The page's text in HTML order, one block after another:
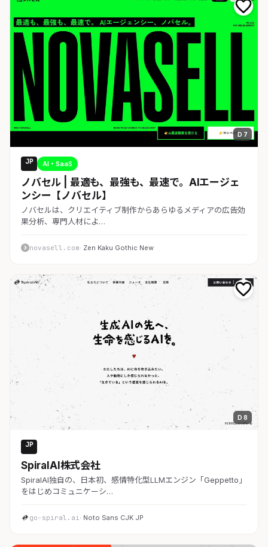
D 7
JP AI・SaaS
ノバセル | 最適も、最強も、最速で。AIエージェ
ンシー【ノバセル】
ノバセルは、クリエイティブ制作からあらゆるメディアの広告効
果分析、専門人材によ…
novasell.com· Zen Kaku Gothic New
D 8
JP
SpiralAI株式会社
SpiralAI独自の、日本初、感情特化型LLMエンジン「Geppetto」
をはじめコミュニケーシ…
go-spiral.ai · Noto Sans CJK JP